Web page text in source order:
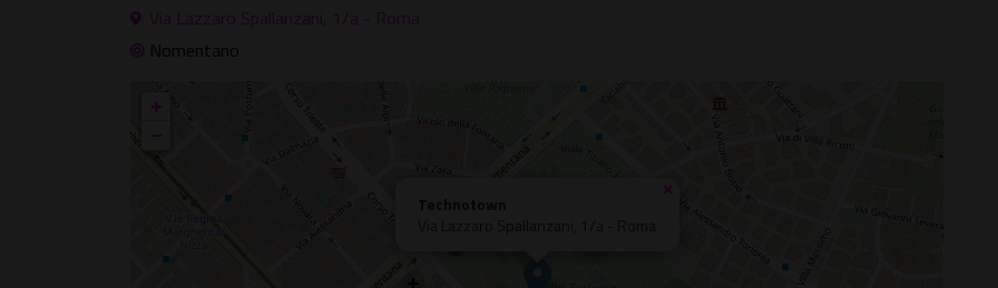
Via Lazzaro Spallanzani, 1/a - Roma
Nomentano
×
+
−